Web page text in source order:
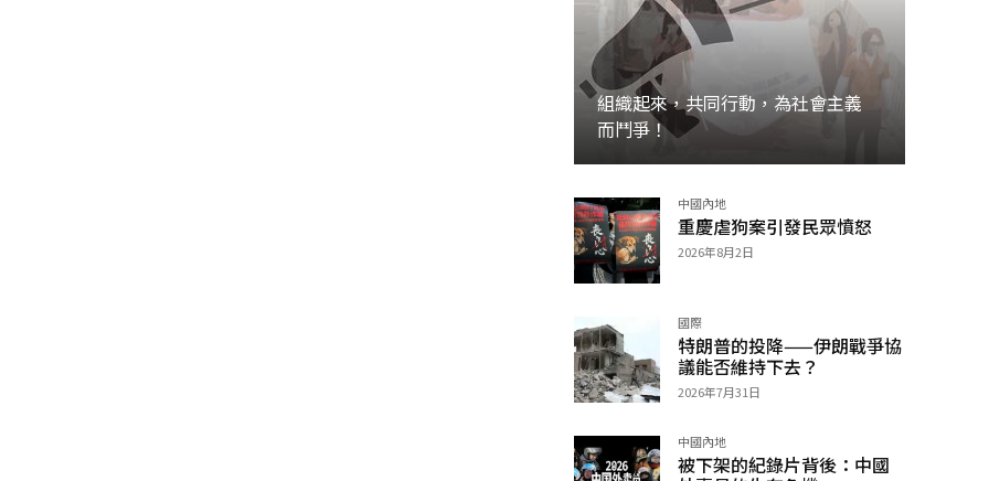
組織起來，共同行動，為社會主義
而鬥爭！
加入 中國內地
重慶虐狗案引發民眾憤怒
2026年8月2日
國際
特朗普的投降——伊朗戰爭協
議能否維持下去？
2026年7月31日
中國內地
被下架的紀錄片背後：中國